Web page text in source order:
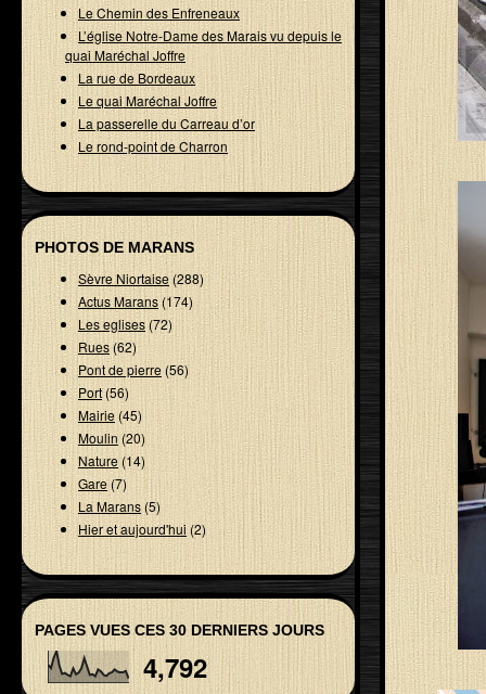
Le Chemin des Enfreneaux
L’église Notre-Dame des Marais vu depuis le
quai Maréchal Joffre
La rue de Bordeaux
Le quai Maréchal Joffre
La passerelle du Carreau d’or
Le rond-point de Charron
PHOTOS DE MARANS
Sèvre Niortaise(288)
Actus Marans (174)
Les eglises(72)
Rues(62)
Pont de pierre(56)
Port(56)
Mairie(45)
Moulin(20)
Nature(14)
Gare (7)
La Marans(5)
Hier et aujourd'hui (2)
PAGES VUES CES 30 DERNIERS JOURS
4,792